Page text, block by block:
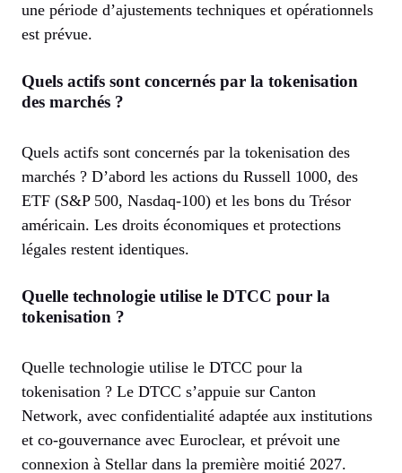
une période d’ajustements techniques et opérationnels
est prévue.
Quels actifs sont concernés par la tokenisation
des marchés ?
Quels actifs sont concernés par la tokenisation des
marchés ? D’abord les actions du Russell 1000, des
ETF (S&P 500, Nasdaq-100) et les bons du Trésor
américain. Les droits économiques et protections
légales restent identiques.
Quelle technologie utilise le DTCC pour la
tokenisation ?
Quelle technologie utilise le DTCC pour la
tokenisation ? Le DTCC s’appuie sur Canton
Network, avec confidentialité adaptée aux institutions
et co-gouvernance avec Euroclear, et prévoit une
connexion à Stellar dans la première moitié 2027.